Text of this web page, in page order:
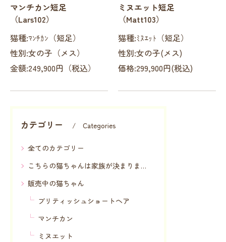
マンチカン短足
（Lars102）
猫種:ﾏﾝﾁｶﾝ（短足）
性別:女の子（メス）
金額:249,900円（税込）
ミヌエット短足
（Matt103）
猫種:ﾐﾇｴｯﾄ（短足）
性別:女の子(メス)
価格:299,900円(税込)
カテゴリー Categories
全てのカテゴリー
こちらの猫ちゃんは家族が決まりました
販売中の猫ちゃん
ブリティッシュショートヘア
マンチカン
ミヌエット